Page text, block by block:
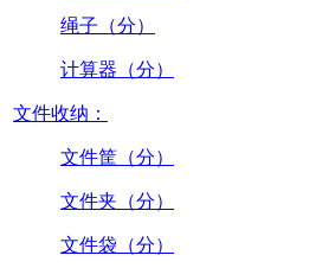
绳子（分）
计算器（分）
文件收纳：
文件筐（分）
文件夹（分）
文件袋（分）